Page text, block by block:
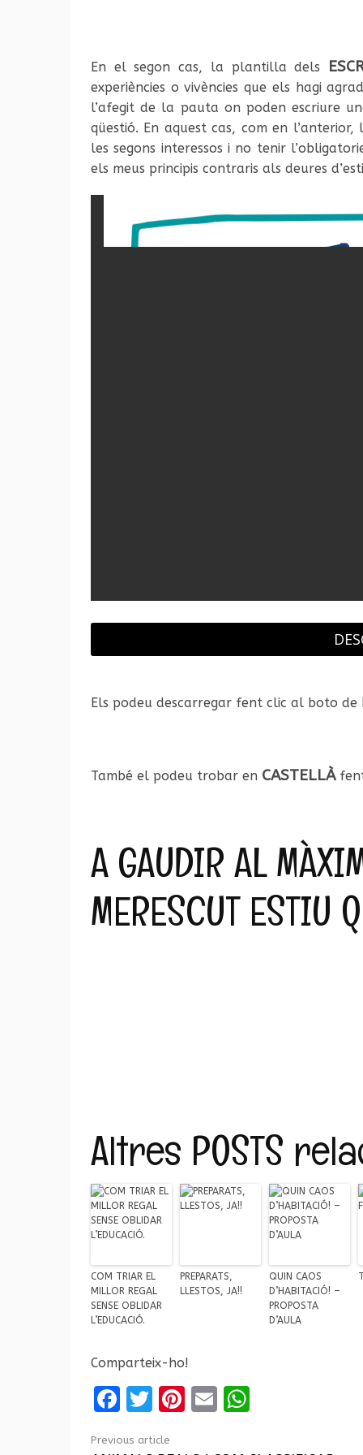
En el segon cas, la plantilla dels
experiències o vivències que els hagi
l’afegit de la pauta on poden escriure
qüestió. En aquest cas, com en
les segons interessos i no tenir
els meus principis contraris als deures
Els podeu descarregar fent clic al boto de
També el podeu trobar en CASTELLÀ
A GAUDIR AL
MERESCUT ESTIU
Altres POSTS
COM TRIAR EL
MILLOR REGAL
SENSE OBLIDAR
L’EDUCACIÓ.
PREPARATS,
LLESTOS, JA!!
QUIN CAOS
D’HABITACIÓ! –
PROPOSTA
D’AULA
Comparteix-ho!
Facebook
Twitter
Pinterest
Email
Previous article